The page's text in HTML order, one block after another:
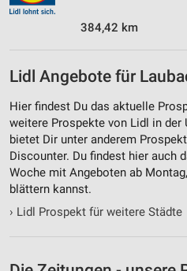
384,42 km
Lidl Angebote für
Hier findest Du das aktuelle
weitere Prospekte von Lidl in der
bietet Dir unter anderem
Discounter. Du findest hier auch
Woche mit Angeboten ab
blättern kannst.
› Lidl Prospekt für weitere Städte